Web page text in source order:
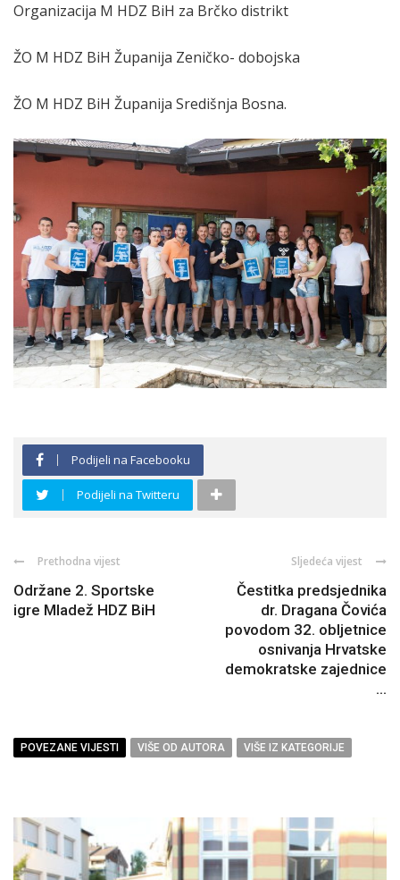
Organizacija M HDZ BiH za Brčko distrikt
ŽO M HDZ BiH Županija Zeničko- dobojska
ŽO M HDZ BiH Županija Središnja Bosna.
Podijeli na Facebooku
Podijeli na Twitteru
Prethodna vijest
Održane 2. Sportske
igre Mladež HDZ BiH
Sljedeća vijest
Čestitka predsjednika
dr. Dragana Čovića
povodom 32. obljetnice
osnivanja Hrvatske
demokratske zajednice
...
POVEZANE VIJESTI VIŠE OD AUTORA VIŠE IZ KATEGORIJE